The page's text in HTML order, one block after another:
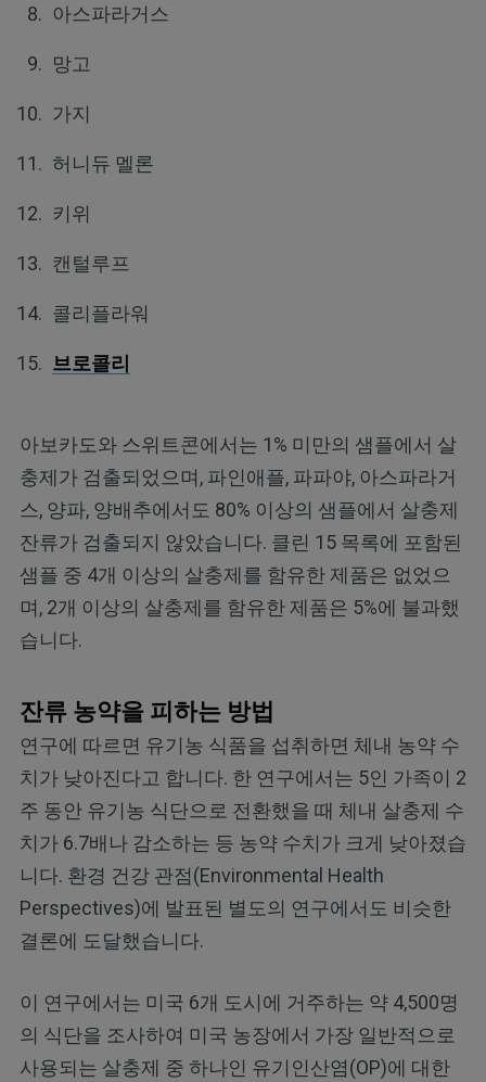
아스파라거스
망고
가지
허니듀 멜론
키위
캔털루프
콜리플라워
브로콜리
아보카도와 스위트콘에서는 1% 미만의 샘플에서 살
충제가 검출되었으며, 파인애플, 파파야, 아스파라거
스, 양파, 양배추에서도 80% 이상의 샘플에서 살충제
잔류가 검출되지 않았습니다. 클린 15 목록에 포함된
샘플 중 4개 이상의 살충제를 함유한 제품은 없었으
며, 2개 이상의 살충제를 함유한 제품은 5%에 불과했
습니다.
잔류 농약을 피하는 방법
연구에 따르면 유기농 식품을 섭취하면 체내 농약 수
치가 낮아진다고 합니다. 한 연구에서는 5인 가족이 2
주 동안 유기농 식단으로 전환했을 때 체내 살충제 수
치가 6.7배나 감소하는 등 농약 수치가 크게 낮아졌습
니다. 환경 건강 관점(Environmental Health
Perspectives)에 발표된 별도의 연구에서도 비슷한
결론에 도달했습니다.
이 연구에서는 미국 6개 도시에 거주하는 약 4,500명
의 식단을 조사하여 미국 농장에서 가장 일반적으로
사용되는 살충제 중 하나인 유기인산염(OP)에 대한